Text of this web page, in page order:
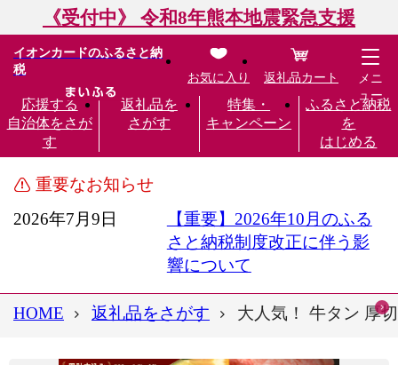
《受付中》 令和8年熊本地震緊急支援
イオンカードのふるさと納
税
応援する
自治体をさが
す
返礼品を
さがす
特集・
キャンペーン
ふるさと納税
を
はじめる
お気に入り 返礼品カート
メニ
ュー
重要なお知らせ
2026年7月9日
【重要】2026年10月のふる
さと納税制度改正に伴う影
響について
HOME 返礼品をさがす 大人気！ 牛タン 厚